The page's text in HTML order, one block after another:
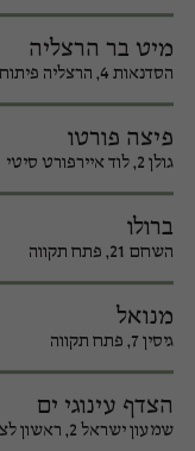
מיט בר הרצליה
הסדנאות 4, הרצליה פיתוח
פיצה פורטו
גולן 2, לוד איירפורט סיטי
ברולו
השחם 21, פתח תקווה
מנואל
גיסין 7, פתח תקווה
הצדף עינוגי ים
שמעון ישראל 2, ראשון לציון